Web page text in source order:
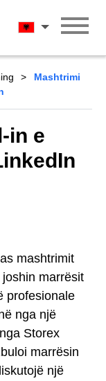
Shqip
Mashtrimi
in e
mashtrimit
marrësit
profesionale
nga një
Storex
marrësin
një